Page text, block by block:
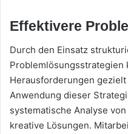
Effektivere
Durch den Einsatz
Problemlösungsstrategien
Herausforderungen
Anwendung dieser
systematische Analyse
kreative Lösungen.